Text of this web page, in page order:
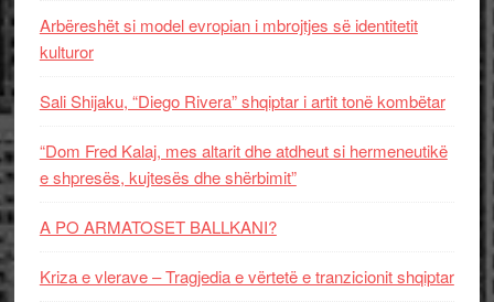
Arbëreshët si model evropian i mbrojtjes së identitetit
kulturor
Sali Shijaku, “Diego Rivera” shqiptar i artit tonë kombëtar
“Dom Fred Kalaj, mes altarit dhe atdheut si hermeneutikë
e shpresës, kujtesës dhe shërbimit”
A PO ARMATOSET BALLKANI?
Kriza e vlerave – Tragjedia e vërtetë e tranzicionit shqiptar